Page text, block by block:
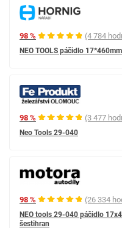
98 % (4 784
NEO TOOLS páčidlo
98 % (3 477
Neo Tools 29-040
98 % (26 334
NEO tools 29-040 páčidlo
šestihran